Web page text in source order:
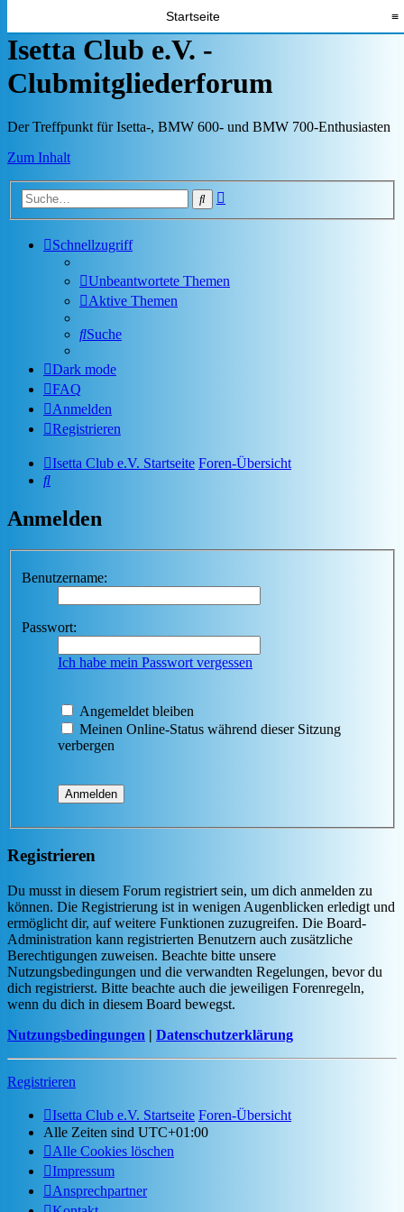
Startseite ≡
Isetta Club e.V. -
Clubmitgliederforum
Der Treffpunkt für Isetta-, BMW 600- und BMW 700-Enthusiasten
Zum Inhalt
Suche
Schnellzugriff
Unbeantwortete Themen
Aktive Themen
Suche
Dark mode
FAQ
Anmelden
Registrieren
Isetta Club e.V. Startseite Foren-Übersicht
Suche
Anmelden
Benutzername:
Passwort:
Ich habe mein Passwort vergessen
Angemeldet bleiben
Meinen Online-Status während dieser Sitzung
verbergen
Registrieren
Du musst in diesem Forum registriert sein, um dich anmelden zu
können. Die Registrierung ist in wenigen Augenblicken erledigt und
ermöglicht dir, auf weitere Funktionen zuzugreifen. Die Board-
Administration kann registrierten Benutzern auch zusätzliche
Berechtigungen zuweisen. Beachte bitte unsere
Nutzungsbedingungen und die verwandten Regelungen, bevor du
dich registrierst. Bitte beachte auch die jeweiligen Forenregeln,
wenn du dich in diesem Board bewegst.
Nutzungsbedingungen | Datenschutzerklärung
Registrieren
Isetta Club e.V. Startseite Foren-Übersicht
Alle Zeiten sind UTC+01:00
Alle Cookies löschen
Impressum
Ansprechpartner